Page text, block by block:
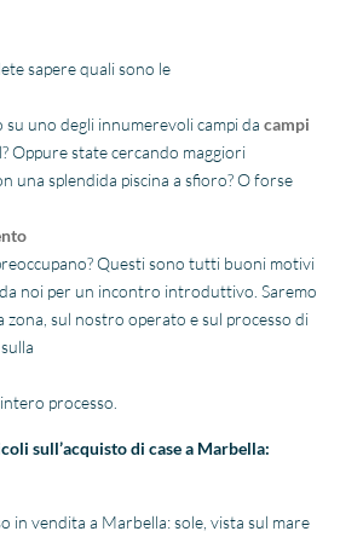
sapere quali sono le
uno degli innumerevoli campi dacampi
Oppure state cercando maggiori
una splendida piscina a sfioro? O forse
Questi sono tutti buoni motivi
noi per un incontro introduttivo. Saremo
zona, sul nostro operato e sul processo di
processo.
sull’acquisto di case a Marbella:
in vendita a Marbella: sole, vista sul mare